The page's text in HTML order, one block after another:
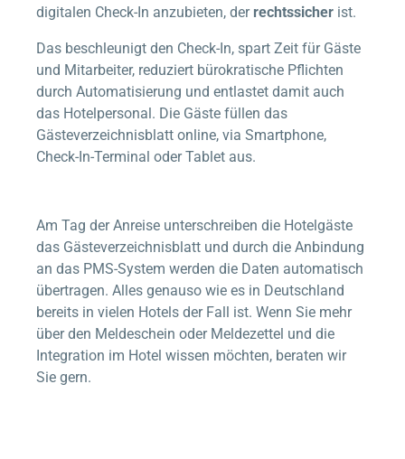
digitalen Check-In anzubieten, der rechtssicher ist.
Das beschleunigt den Check-In, spart Zeit für Gäste
und Mitarbeiter, reduziert bürokratische Pflichten
durch Automatisierung und entlastet damit auch
das Hotelpersonal. Die Gäste füllen das
Gästeverzeichnisblatt online, via Smartphone,
Check-In-Terminal oder Tablet aus.
Am Tag der Anreise unterschreiben die Hotelgäste
das Gästeverzeichnisblatt und durch die Anbindung
an das PMS-System werden die Daten automatisch
übertragen. Alles genauso wie es in Deutschland
bereits in vielen Hotels der Fall ist. Wenn Sie mehr
über den Meldeschein oder Meldezettel und die
Integration im Hotel wissen möchten, beraten wir
Sie gern.